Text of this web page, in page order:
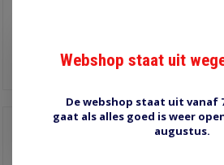
2 x 0,5 mm2 bruin-
Webshop staat uit
De webshop staat uit vanaf
gaat als alles goed is weer
augustus.